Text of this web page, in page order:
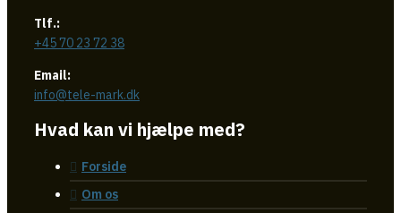
Tlf.:
+45 70 23 72 38
Email:
info@tele-mark.dk
Hvad kan vi hjælpe med?
Forside
Om os